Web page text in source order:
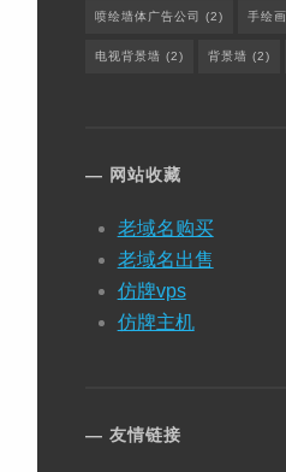
喷绘墙体广告公司 (2) 手绘画
电视背景墙 (2) 背景墙 (2)
网站收藏
老域名购买
老域名出售
仿牌vps
仿牌主机
友情链接